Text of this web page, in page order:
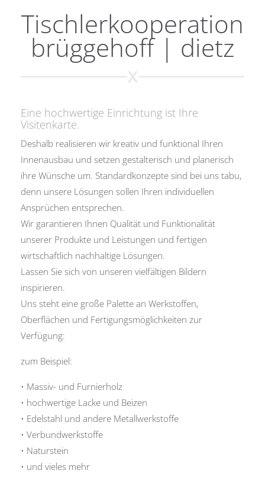
Tischlerkooperation
brüggehoff | dietz
Eine hochwertige Einrichtung ist Ihre
Visitenkarte.
Deshalb realisieren wir kreativ und funktional Ihren
Innenausbau und setzen gestalterisch und planerisch
ihre Wünsche um. Standardkonzepte sind bei uns tabu,
denn unsere Lösungen sollen Ihren individuellen
Ansprüchen entsprechen.
Wir garantieren Ihnen Qualität und Funktionalität
unserer Produkte und Leistungen und fertigen
wirtschaftlich nachhaltige Lösungen.
Lassen Sie sich von unseren vielfältigen Bildern
inspirieren.
Uns steht eine große Palette an Werkstoffen,
Oberflächen und Fertigungsmöglichkeiten zur
Verfügung:
zum Beispiel:
• Massiv- und Furnierholz
• hochwertige Lacke und Beizen
• Edelstahl und andere Metallwerkstoffe
• Verbundwerkstoffe
• Naturstein
• und vieles mehr